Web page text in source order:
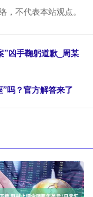
，不代表本站观点。
”凶手鞠躬道歉_周某
吗？官方解答来了